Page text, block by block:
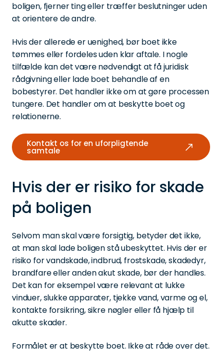
boligen, fjerner ting eller træffer beslutninger uden
at orientere de andre.
Hvis der allerede er uenighed, bør boet ikke
tømmes eller fordeles uden klar aftale. I nogle
tilfælde kan det være nødvendigt at få juridisk
rådgivning eller lade boet behandle af en
bobestyrer. Det handler ikke om at gøre processen
tungere. Det handler om at beskytte boet og
relationerne.
Kontakt os for en uforpligtende
samtale
Hvis der er risiko for skade
på boligen
Selvom man skal være forsigtig, betyder det ikke,
at man skal lade boligen stå ubeskyttet. Hvis der er
risiko for vandskade, indbrud, frostskade, skadedyr,
brandfare eller anden akut skade, bør der handles.
Det kan for eksempel være relevant at lukke
vinduer, slukke apparater, tjekke vand, varme og el,
kontakte forsikring, sikre nøgler eller få hjælp til
akutte skader.
Formålet er at beskytte boet. Ikke at råde over det.